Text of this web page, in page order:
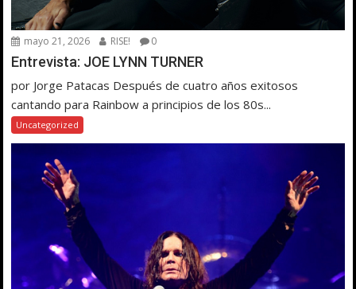
mayo 21, 2026 RISE! 0
Entrevista: JOE LYNN TURNER
por Jorge Patacas Después de cuatro años exitosos
cantando para Rainbow a principios de los 80s...
Uncategorized